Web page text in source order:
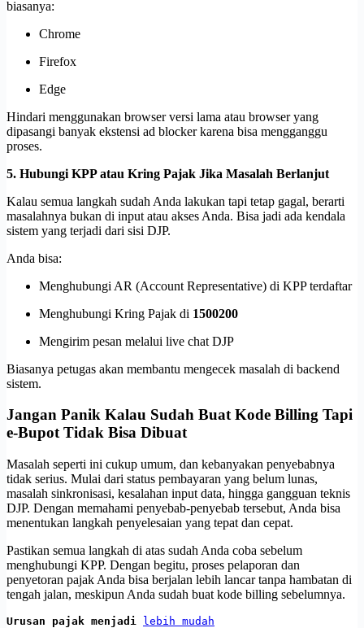
biasanya:
Chrome
Firefox
Edge
Hindari menggunakan browser versi lama atau browser yang
dipasangi banyak ekstensi ad blocker karena bisa mengganggu
proses.
5. Hubungi KPP atau Kring Pajak Jika Masalah Berlanjut
Kalau semua langkah sudah Anda lakukan tapi tetap gagal, berarti
masalahnya bukan di input atau akses Anda. Bisa jadi ada kendala
sistem yang terjadi dari sisi DJP.
Anda bisa:
Menghubungi AR (Account Representative) di KPP terdaftar
Menghubungi Kring Pajak di 1500200
Mengirim pesan melalui live chat DJP
Biasanya petugas akan membantu mengecek masalah di backend
sistem.
Jangan Panik Kalau Sudah Buat Kode Billing Tapi
e-Bupot Tidak Bisa Dibuat
Masalah seperti ini cukup umum, dan kebanyakan penyebabnya
tidak serius. Mulai dari status pembayaran yang belum lunas,
masalah sinkronisasi, kesalahan input data, hingga gangguan teknis
DJP. Dengan memahami penyebab-penyebab tersebut, Anda bisa
menentukan langkah penyelesaian yang tepat dan cepat.
Pastikan semua langkah di atas sudah Anda coba sebelum
menghubungi KPP. Dengan begitu, proses pelaporan dan
penyetoran pajak Anda bisa berjalan lebih lancar tanpa hambatan di
tengah jalan, meskipun Anda sudah buat kode billing sebelumnya.
Urusan pajak menjadi lebih mudah